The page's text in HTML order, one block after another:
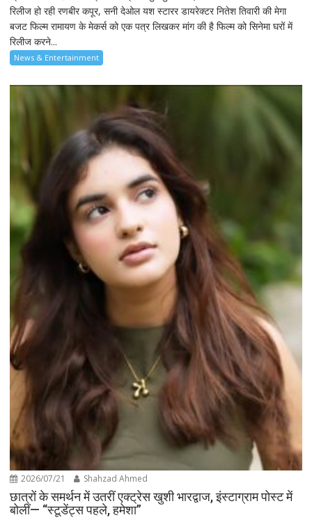
रिलीज हो रही रणबीर कपूर, सनी देओल यश स्टारर डायरेक्टर नितेश तिवारी की मेगा
बजट फिल्म रामायण के मेकर्स को एक पत्र लिखकर मांग की है फिल्म को सिनेमा घरों में
रिलीज करने...
News & Entertainment
2026/07/21 Shahzad Ahmed
छात्रों के समर्थन में उतरीं एक्ट्रेस खुशी भारद्वाज, इंस्टाग्राम पोस्ट में
बोलीं— “स्टूडेंट्स पहले, हमेशा”